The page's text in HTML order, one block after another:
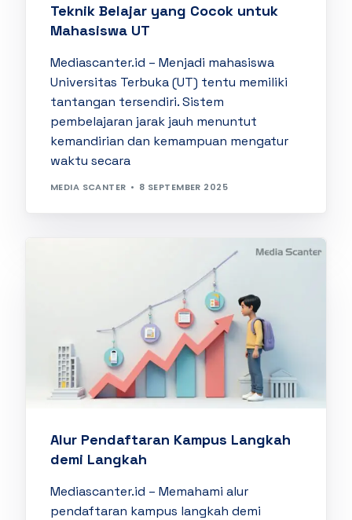
Teknik Belajar yang Cocok untuk
Mahasiswa UT
Mediascanter.id – Menjadi mahasiswa
Universitas Terbuka (UT) tentu memiliki
tantangan tersendiri. Sistem
pembelajaran jarak jauh menuntut
kemandirian dan kemampuan mengatur
waktu secara
MEDIA SCANTER 8 SEPTEMBER 2025
Alur Pendaftaran Kampus Langkah
demi Langkah
Mediascanter.id – Memahami alur
pendaftaran kampus langkah demi